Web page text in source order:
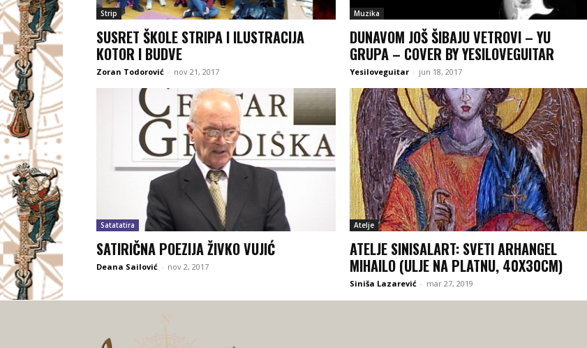
Strip
SUSRET ŠKOLE STRIPA I ILUSTRACIJA
KOTOR I BUDVE
Zoran Todorović - nov 21, 2017
Muzika
DUNAVOM JOŠ ŠIBAJU VETROVI – YU
GRUPA – COVER BY YESILOVEGUITAR
Yesiloveguitar - jun 18, 2017
Satatatira
SATIRIČNA POEZIJA ŽIVKO VUJIĆ
Deana Sailović - nov 2, 2017
Atelje
ATELJE SINISALART: SVETI ARHANGEL
MIHAILO (ULJE NA PLATNU, 40X30CM)
Siniša Lazarević - mar 27, 2019